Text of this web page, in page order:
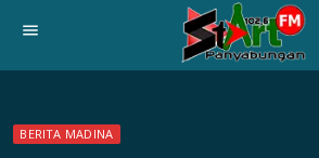
menu
BERITA MADINA